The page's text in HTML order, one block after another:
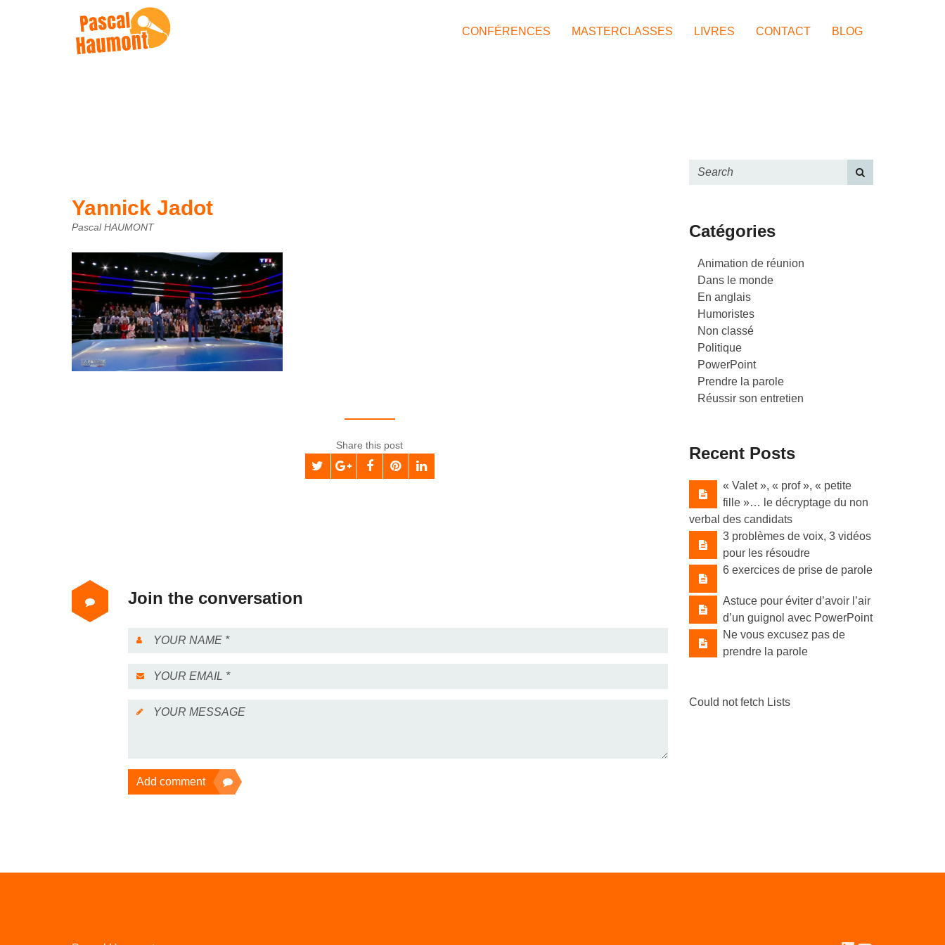
CONFÉRENCES MASTERCLASSES LIVRES CONTACT BLOG
Yannick Jadot
Pascal HAUMONT
Share this post
Join the conversation
Add comment
Catégories
Animation de réunion
Dans le monde
En anglais
Humoristes
Non classé
Politique
PowerPoint
Prendre la parole
Réussir son entretien
Recent Posts
« Valet »​, « prof »​, « petite
fille »​… le décryptage du non
verbal des candidats
3 problèmes de voix, 3 vidéos
pour les résoudre
6 exercices de prise de parole
Astuce pour éviter d’avoir l’air
d’un guignol avec PowerPoint
Ne vous excusez pas de
prendre la parole
Could not fetch Lists